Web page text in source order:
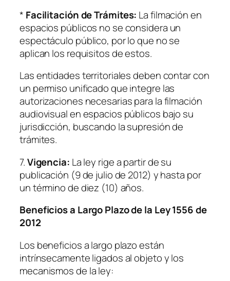
* Facilitación de Trámites: La filmación en
espacios públicos no se considera un
espectáculo público, por lo que no se
aplican los requisitos de estos.
Las entidades territoriales deben contar con
un permiso unificado que integre las
autorizaciones necesarias para la filmación
audiovisual en espacios públicos bajo su
jurisdicción, buscando la supresión de
trámites.
7.Vigencia: La ley rige a partir de su
publicación (9 de julio de 2012) y hasta por
un término de diez (10) años.
Beneficios a Largo Plazo de la Ley 1556 de
2012
Los beneficios a largo plazo están
intrínsecamente ligados al objeto y los
mecanismos de la ley: